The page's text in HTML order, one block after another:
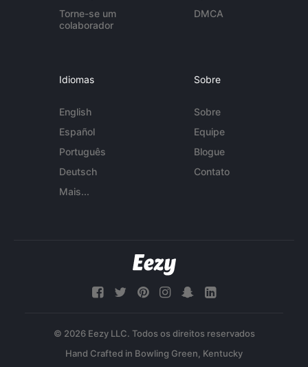
Torne-se um
colaborador
DMCA
Idiomas
English
Español
Português
Deutsch
Mais...
Sobre
Sobre
Equipe
Blogue
Contato
© 2026 Eezy LLC. Todos os direitos reservados